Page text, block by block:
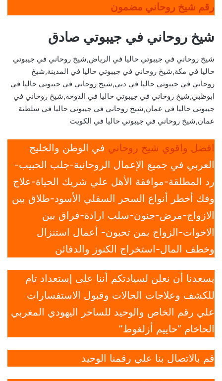
رقم شيخ روحاني مضمون
شيخ روحاني في جيبوتي صادق
شيخ روحاني في جيبوتي حاليا في الرياض,شيخ روحاني في جيبوتي
حاليا في مكة,شيخ روحاني في جيبوتي حاليا في المدينة,شيخ
روحاني في جيبوتي حاليا في دبي,شيخ روحاني في جيبوتي حاليا في
ابوظبي,شيخ روحاني في جيبوتي حاليا في الدوحة,شيخ روحاني في
جيبوتي حاليا في عمان,شيخ روحاني في جيبوتي حاليا في سلطنة
عمان,شيخ روحاني في جيبوتي حاليا في الكويت
افضل واقوي شيخ روحاني في الوطن والخليج
العربي في جميع الإعمال الروحانية-جلب الحبيب-
رد المطلقة-موافقة الأهل علي شريك الحياة-علاج
وفك أخطر أنواع السحر السفلي الأسود-طلاق بين
الازواج-مرض-جنون-سلب ارادة-فراق بين
الاخوات-الزواج بمن تحبون- أعمال استنزال
وخطف المال-استخراج الكنوز والدفائن
يسعدنا أن نعلن لسيادتكم أننا على إستعداد تام
للكشف وعلاجات الحالات وقبول الاستفسارات
علي رقم الخاص والوحيد للساحر اليهودي المغربي
الحاخام “حاييم أزلغوط”
قم بالاتصال بنا علي رقمنا الوحيد